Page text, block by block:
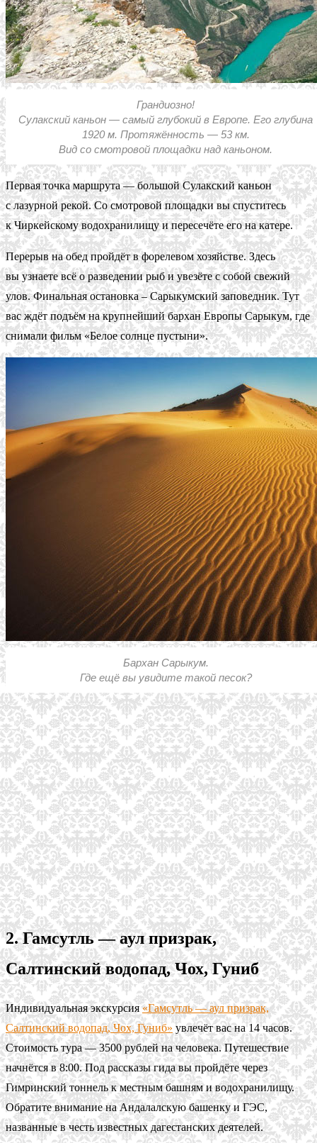
Грандиозно!
Сулакский каньон — самый глубокий в Европе. Его глубина
1920 м. Протяжённость — 53 км.
Вид со смотровой площадки над каньоном.
Первая точка маршрута — большой Сулакский каньон
с лазурной рекой. Со смотровой площадки вы спуститесь
к Чиркейскому водохранилищу и пересечёте его на катере.
Перерыв на обед пройдёт в форелевом хозяйстве. Здесь
вы узнаете всё о разведении рыб и увезёте с собой свежий
улов. Финальная остановка ‒ Сарыкумский заповедник. Тут
вас ждёт подъём на крупнейший бархан Европы Сарыкум, где
снимали фильм «Белое солнце пустыни».
Бархан Сарыкум.
Где ещё вы увидите такой песок?
2. Гамсутль — аул призрак,
Салтинский водопад, Чох, Гуниб
Индивидуальная экскурсия«Гамсутль — аул призрак,
Салтинский водопад, Чох, Гуниб» увлечёт вас на 14 часов.
Стоимость тура — 3500 рублей на человека. Путешествие
начнётся в 8:00. Под рассказы гида вы пройдёте через
Гимринский тоннель к местным башням и водохранилищу.
Обратите внимание на Андалалскую башенку и ГЭС,
названные в честь известных дагестанских деятелей.